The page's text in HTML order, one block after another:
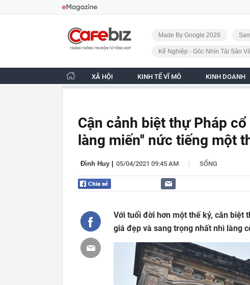
CafeBiz - Trang chủ
Made By Google 2026
Kế Nghiệp - Góc Nhìn Tài Sản
XÃ HỘI KINH TẾ VĨ MÔ KINH DOANH
Cận cảnh biệt thự Pháp
làng miến'' nức tiếng một
Đình Huy 05/04/2021 09:45 AM | SỐNG
Với tuổi đời hơn một thế kỷ, căn biệt
giá đẹp và sang trọng nhất nhì làng